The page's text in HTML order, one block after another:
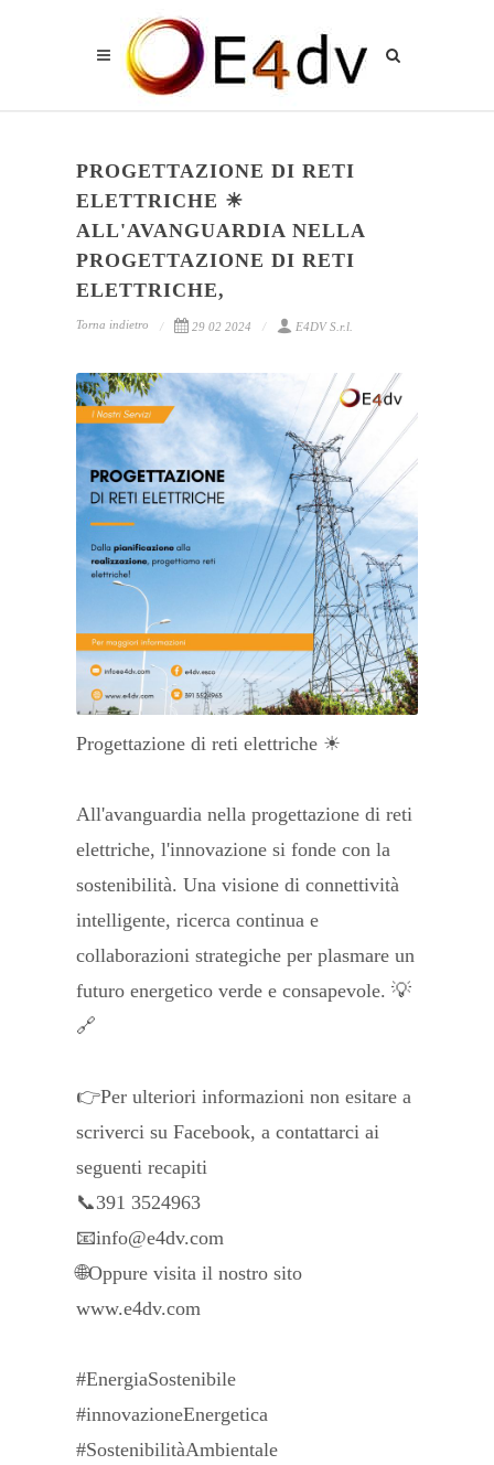
PROGETTAZIONE DI RETI
ELETTRICHE ☀
ALL'AVANGUARDIA NELLA
PROGETTAZIONE DI RETI
ELETTRICHE,
Torna indietro 29 02 2024 E4DV S.r.l.
Progettazione di reti elettriche ☀
All'avanguardia nella progettazione di reti
elettriche, l'innovazione si fonde con la
sostenibilità. Una visione di connettività
intelligente, ricerca continua e
collaborazioni strategiche per plasmare un
futuro energetico verde e consapevole. 💡
🔗
👉Per ulteriori informazioni non esitare a
scriverci su Facebook, a contattarci ai
seguenti recapiti
📞391 3524963
📧info@e4dv.com
🌐Oppure visita il nostro sito
www.e4dv.com
#EnergiaSostenibile
#innovazioneEnergetica
#SostenibilitàAmbientale